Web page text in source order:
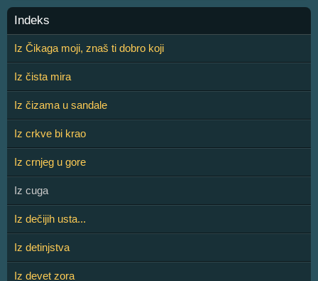
Indeks
Iz Čikaga moji, znaš ti dobro koji
Iz čista mira
Iz čizama u sandale
Iz crkve bi krao
Iz crnjeg u gore
Iz cuga
Iz dečijih usta...
Iz detinjstva
Iz devet zora